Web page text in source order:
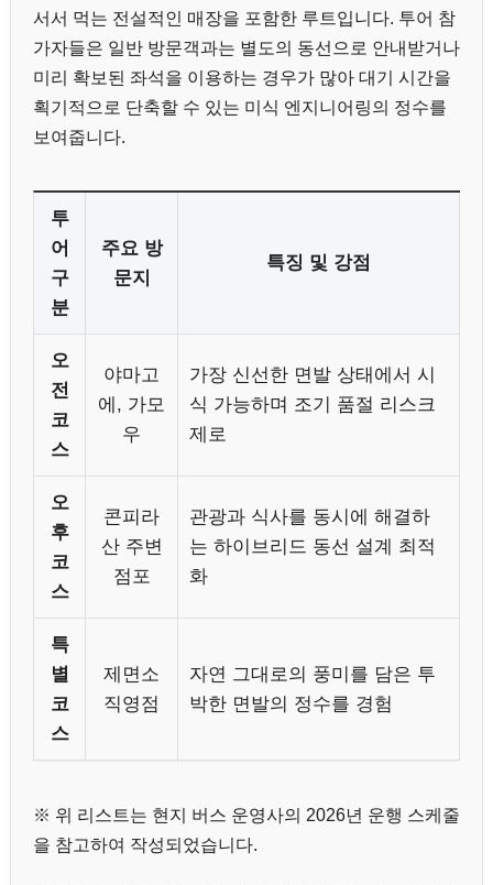
서서 먹는 전설적인 매장을 포함한 루트입니다. 투어 참
가자들은 일반 방문객과는 별도의 동선으로 안내받거나
미리 확보된 좌석을 이용하는 경우가 많아 대기 시간을
획기적으로 단축할 수 있는 미식 엔지니어링의 정수를
보여줍니다.
투
어
구
분
주요 방
문지
특징 및 강점
오
전
코
스
야마고
에, 가모
우
가장 신선한 면발 상태에서 시
식 가능하며 조기 품절 리스크
제로
오
후
코
스
콘피라
산 주변
점포
관광과 식사를 동시에 해결하
는 하이브리드 동선 설계 최적
화
특
별
코
스
제면소
직영점
자연 그대로의 풍미를 담은 투
박한 면발의 정수를 경험
※ 위 리스트는 현지 버스 운영사의 2026년 운행 스케줄
을 참고하여 작성되었습니다.